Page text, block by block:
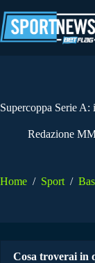
al
contenuto
Supercoppa Serie
Redazione
Home / Sport /
Cosa troverai in